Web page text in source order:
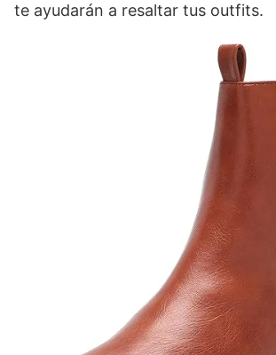
te ayudarán a resaltar tus outfits.